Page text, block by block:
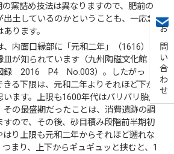
お問い合わせ
の窯詰め技法は異なりますので、肥前の
土しているのかということも、一応念
ります。
内面口縁部に「元和二年」（1616）の
皿が知られています（九州陶磁文化館
図録 2016 P4 No.003）。したがっ
る下限は、元和二年よりそれほど下が
ます。上限も1600年代はバリバリ胎土
その最盛期だったことは、消費遺跡の調
すので、その後、砂目積み段階前半期初
はり上限も元和二年からそれほど遡れな
まり、上下からギュギュッと挟むと、1